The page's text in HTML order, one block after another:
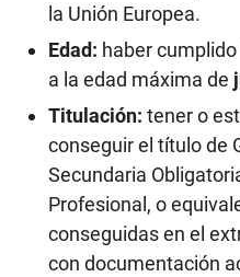
la Unión Europea.
Edad: haber cumplido
a la edad máxima de
Titulación: tener o
conseguir el título de
Secundaria
Profesional, o
conseguidas en el
con documentación